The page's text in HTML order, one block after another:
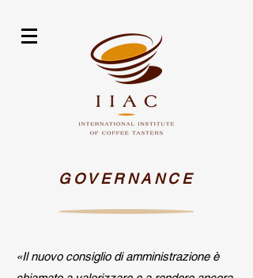
GOVERNANCE
«Il nuovo consiglio di amministrazione è